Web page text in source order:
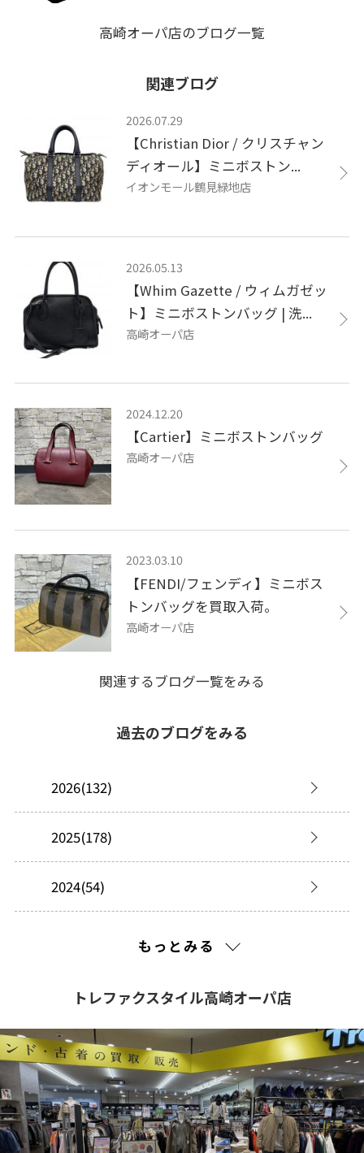
高崎オーパ店のブログ一覧
関連ブログ
2026.07.29
【Christian Dior / クリスチャン
ディオール】ミニボストン...
イオンモール鶴見緑地店
2026.05.13
【Whim Gazette / ウィムガゼッ
ト】ミニボストンバッグ | 洗...
高崎オーパ店
2024.12.20
【Cartier】ミニボストンバッグ
高崎オーパ店
2023.03.10
【FENDI/フェンディ】ミニボス
トンバッグを買取入荷。
高崎オーパ店
関連するブログ一覧をみる
過去のブログをみる
2026(132)
2025(178)
2024(54)
もっとみる
トレファクスタイル高崎オーパ店